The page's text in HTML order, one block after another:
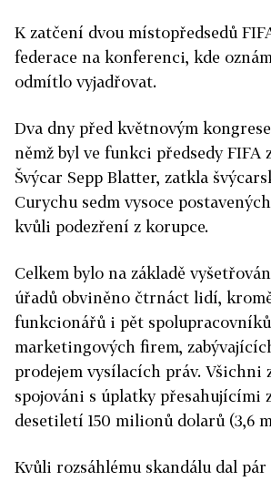
K zatčení dvou místopředsedů
federace na konferenci, kde
odmítlo vyjadřovat.
Dva dny před květnovým
němž byl ve funkci předsedy FIFA
Švýcar Sepp Blatter, zatkla
Curychu sedm vysoce
kvůli podezření z korupce.
Celkem bylo na základě
úřadů obviněno čtrnáct lidí,
funkcionářů i pět spolupracovníků
marketingových firem,
prodejem vysílacích práv. Všichni
spojováni s úplatky přesahujícími
desetiletí 150 milionů dolarů (3,6
Kvůli rozsáhlému skandálu dal pár